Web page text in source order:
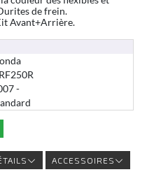
de frein.
Avant+Arrière.
-
ACCESSOIRES